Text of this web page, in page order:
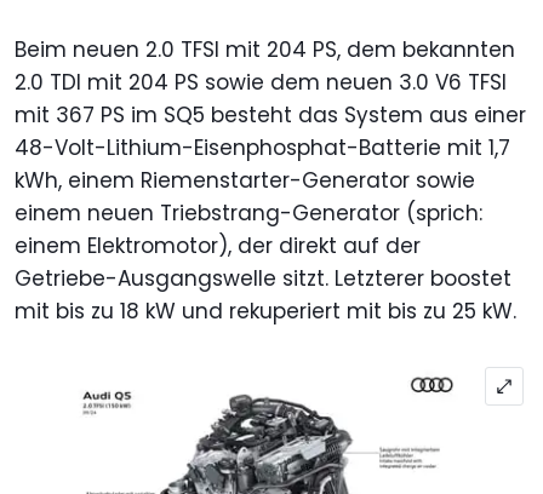
Beim neuen 2.0 TFSI mit 204 PS, dem bekannten
2.0 TDI mit 204 PS sowie dem neuen 3.0 V6 TFSI
mit 367 PS im SQ5 besteht das System aus einer
48-Volt-Lithium-Eisenphosphat-Batterie mit 1,7
kWh, einem Riemenstarter-Generator sowie
einem neuen Triebstrang-Generator (sprich:
einem Elektromotor), der direkt auf der
Getriebe-Ausgangswelle sitzt. Letzterer boostet
mit bis zu 18 kW und rekuperiert mit bis zu 25 kW.